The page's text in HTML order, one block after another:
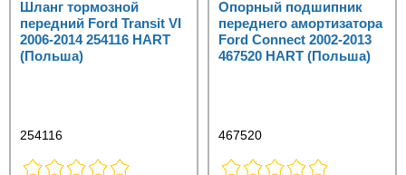
Шланг тормозной
передний Ford Transit VI
2006-2014 254116 HART
(Польша)
254116
Опорный подшипник
переднего амортизатора
Ford Connect 2002-2013
467520 HART (Польша)
467520